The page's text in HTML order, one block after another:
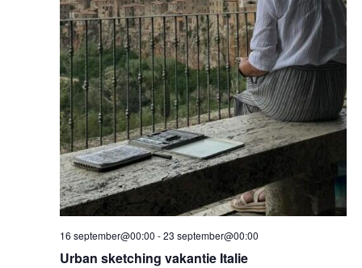
Urban sketching vakantie Italie
16 september@00:00 -23 september@00:00